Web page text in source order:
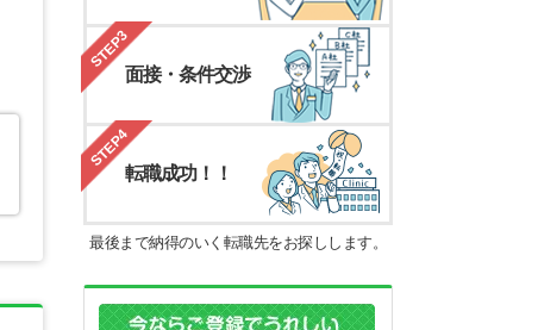
STEP3
面接・条件交渉
STEP4
転職成功！！
最後まで納得のいく転職先をお探しします。